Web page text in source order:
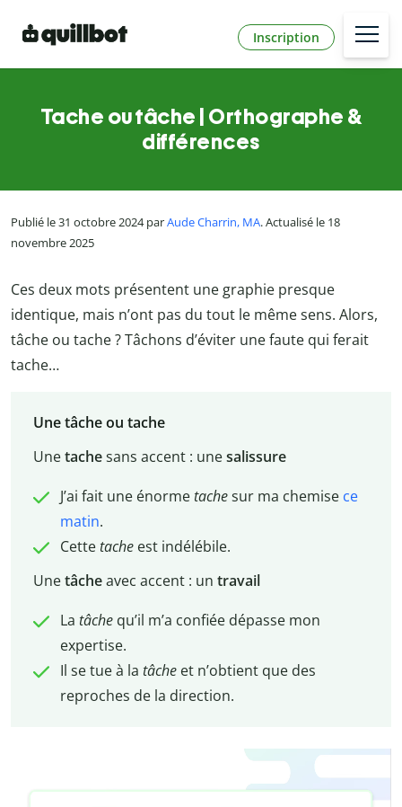
Inscription
Tache ou tâche | Orthographe &
différences
Publié le 31 octobre 2024 parAude Charrin, MA. Actualisé le 18
novembre 2025
Ces deux mots présentent une graphie presque
identique, mais n’ont pas du tout le même sens. Alors,
tâche ou tache ? Tâchons d’éviter une faute qui ferait
tache…
Une tâche ou tache
Unetachesans accent : unesalissure
J’ai fait une énormetachesur ma chemise ce
matin.
Cettetacheest indélébile.
Unetâcheavec accent : un travail
La tâche qu’il m’a confiée dépasse mon
expertise.
Il se tue à la tâcheet n’obtient que des
reproches de la direction.